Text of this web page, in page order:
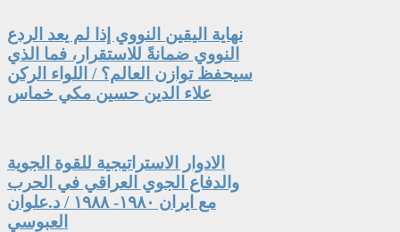
نهاية اليقين النووي إذا لم يعد الردع
النووي ضمانةً للاستقرار، فما الذي
سيحفظ توازن العالم؟ / اللواء الركن
علاء الدين حسين مكي خماس
الادوار الاستراتيجية للقوة الجوية
والدفاع الجوي العراقي في الحرب
مع ايران ١٩٨٠- ١٩٨٨ / د.علوان
العبوسي